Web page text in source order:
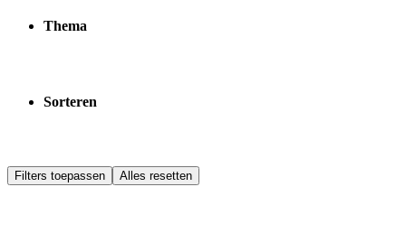
Thema
Sorteren
Filters toepassen Alles resetten